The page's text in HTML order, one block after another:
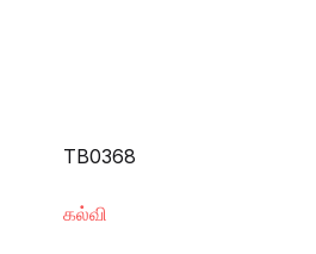
TB0368
கல்வி